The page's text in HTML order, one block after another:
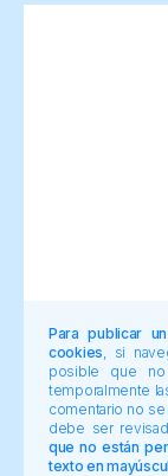
Para publicar
cookies , si
posible que no
temporalmente
comentario no
debe ser
que no están
texto en